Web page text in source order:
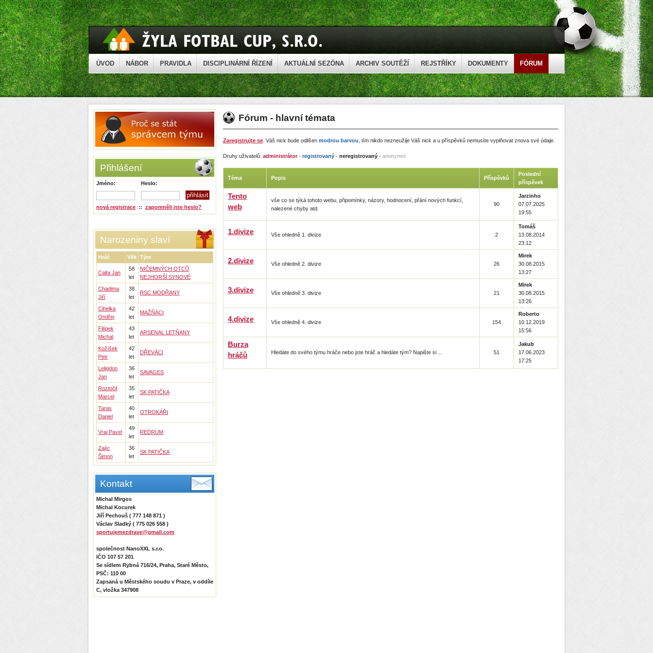
ÚVOD NÁBOR PRAVIDLA DISCIPLINÁRNÍ ŘÍZENÍ AKTUÁLNÍ SEZÓNA ARCHIV SOUTĚŽÍ REJSTŘÍKY DOKUMENTY FÓRUM
Přihlášení
Jméno: Heslo:
nová registrace :: zapomněli jste heslo?
Narozeniny slaví
Hráč Věk Tým
Calta Jan
58
let
NIČEMNÝCH OTCŮ
NEJHORŠÍ SYNOVÉ
Chadima
Jiří
38
let
RSC MODŘANY
Cihelka
Ondřej
42
let
MAŽŇÁCI
Filípek
Michal
43
let
ARSENAL LETŇANY
Kožíšek
Petr
42
let
DŘEVÁCI
Leligdon
Jan
36
let
SAVAGES
Roztočil
Marcel
35
let
SK PATIČKA
Taras
Daniel
40
let
OTROKÁŘI
Vraj Pavel
49
let
REDRUM
Zajíc
Šimon
36
let
SK PATIČKA
Kontakt
Michal Mirgos
Michal Kocurek
Jiří Pechouš ( 777 148 871 )
Václav Sladký ( 775 026 558 )
sportujemezdrave@gmail.com
společnost NanoXXL s.r.o.
IČO 107 57 201
Se sídlem Rybná 716/24, Praha, Staré Město,
PSČ: 110 00
Zapsaná u Městského soudu v Praze, v oddíle
C, vložka 347908
Fórum - hlavní témata
Zaregistrujte se . Váš nick bude odlišen modrou barvou , tím nikdo nezneužije Váš nick a u příspěvků nemusíte vyplňovat znova své údaje.
Druhy uživatelů: administrátor- registrovaný - neregistrovaný - anonymní
Téma Popis Příspěvků
Poslední
příspěvek
Tento
web
vše co se týká tohoto webu, připomínky, názory, hodnocení, přání nových funkcí,
nalezené chyby atd.
90
Jarzinho
07.07.2025
19:55
1.divize Vše ohledně 1. divize 2
Tomáš
13.08.2014
23:12
2.divize Vše ohledně 2. divize 26
Mirek
30.08.2015
13:27
3.divize Vše ohledně 3. divize 21
Mirek
30.08.2015
13:26
4.divize Vše ohledně 4. divize 154
Roberto
10.12.2019
15:56
Burza
hráčů
Hledáte do svého týmu hráče nebo jste hráč a hledáte tým? Napište si ... 51
Jakub
17.06.2023
17:25